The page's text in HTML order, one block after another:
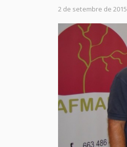
2 de setembre de 2015